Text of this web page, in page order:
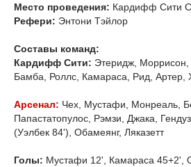
Место проведения: Кардифф Сити
Рефери: Энтони Тэйлор
Составы команд:
Кардифф Сити: Этеридж, Моррисон,
Бамба, Роллс, Камараса, Рид, Артер,
Арсенал: Чех, Мустафи, Монреаль,
Папастатопулос, Рэмзи, Джака,
(Уэлбек 84'), Обамеянг, Ляказетт
Голы: Мустафи 12', Камараса 45+2',